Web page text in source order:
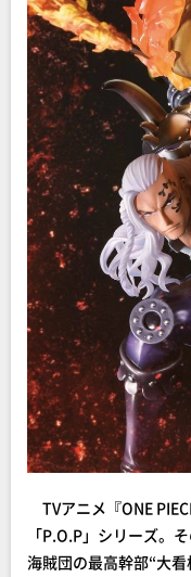
TVアニメ『ONE
「P.O.P」シリーズ。
海賊団の最高幹部“大